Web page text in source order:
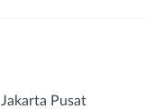
Jakarta Pusat